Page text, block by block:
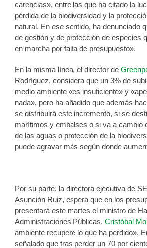
carencias», entre las que ha citado la
pérdida de la biodiversidad y la
natural. En ese sentido, ha denunciado
de gestión y de protección de especies
en marcha por falta de presupuesto».
En la misma línea, el director de
Rodríguez, considera que un 3% de
medio ambiente «es insuficiente» y
nada», pero ha añadido que además
se distribuirá este incremento, si se
marítimos y embalses o si va a cambio
de las aguas o protección de la
puede agravar más según donde
Por su parte, la directora ejecutiva de
Asunción Ruiz, espera que en los
presentará este martes el ministro de
Administraciones Públicas, Cristóbal
ambiente recupere lo que ha perdido».
señalado que tras perder un 70 por